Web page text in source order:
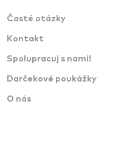
Časté otázky
Kontakt
Spolupracuj s nami!
Darčekové poukážky
O nás